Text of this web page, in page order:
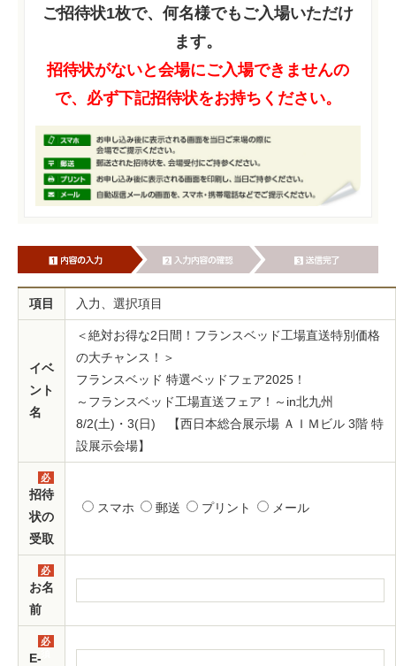
ご招待状1枚で、何名様でもご入場いただけ
ます。
招待状がないと会場にご入場できませんの
で、必ず下記招待状をお持ちください。
項目 入力、選択項目
イベ
ント
名
＜絶対お得な2日間！フランスベッド工場直送特別価格
の大チャンス！＞
フランスベッド 特選ベッドフェア2025！
～フランスベッド工場直送フェア！～in北九州
8/2(土)・3(日) 【西日本総合展示場 ＡＩＭビル 3階 特
設展示会場】
必
須
招待
状の
受取
スマホ 郵送 プリント メール
必
須
お名
前
必
E-